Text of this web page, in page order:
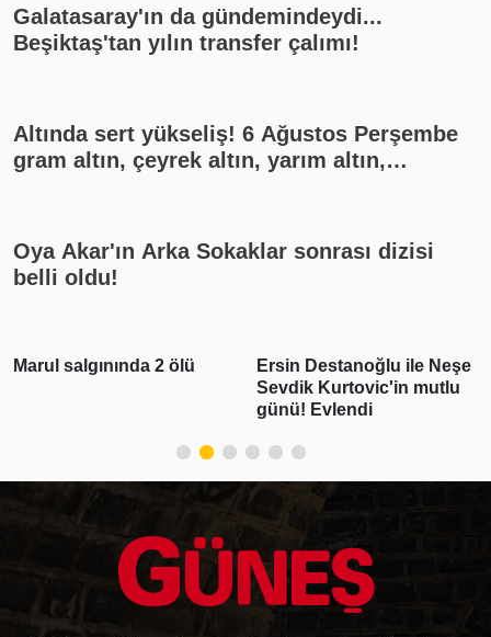
Galatasaray'ın da gündemindeydi...
Beşiktaş'tan yılın transfer çalımı!
Altında sert yükseliş! 6 Ağustos Perşembe
gram altın, çeyrek altın, yarım altın,
Oya Akar'ın Arka Sokaklar sonrası dizisi
belli oldu!
Marul salgınında 2 ölü
Ersin Destanoğlu ile Neşe
Sevdik Kurtovic'in mutlu
günü! Evlendi